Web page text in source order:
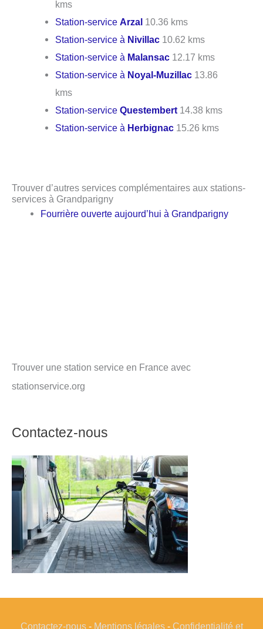
kms
Station-serviceArzal 10.36 kms
Station-service à Nivillac 10.62 kms
Station-service à Malansac 12.17 kms
Station-service à Noyal-Muzillac 13.86
kms
Station-serviceQuestembert 14.38 kms
Station-service à Herbignac 15.26 kms
Trouver d’autres services complémentaires aux stations-
services à Grandparigny
Fourrière ouverte aujourd’hui à Grandparigny
Trouver une station service en France avec
stationservice.org
Contactez-nous
Contactez-nous- Mentions légales- Confidentialité et